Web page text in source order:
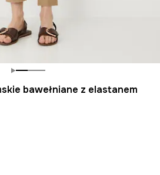
bawełniane z elastanem